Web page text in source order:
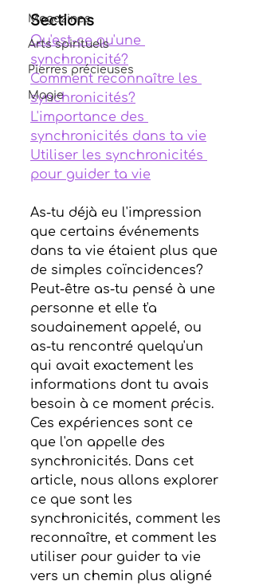
Magazines
Arts spirituels
Pierres précieuses
Magie
Sections
Qu'est-ce qu'une
synchronicité?
Comment reconnaître les
synchronicités?
L'importance des
synchronicités dans ta vie
Utiliser les synchronicités
pour guider ta vie
As-tu déjà eu l'impression
que certains événements
dans ta vie étaient plus que
de simples coïncidences?
Peut-être as-tu pensé à une
personne et elle t'a
soudainement appelé, ou
as-tu rencontré quelqu'un
qui avait exactement les
informations dont tu avais
besoin à ce moment précis.
Ces expériences sont ce
que l'on appelle des
synchronicités. Dans cet
article, nous allons explorer
ce que sont les
synchronicités, comment les
reconnaître, et comment les
utiliser pour guider ta vie
vers un chemin plus aligné